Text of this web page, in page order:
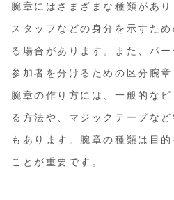
腕章にはさまざまな種類があ
スタッフなどの身分を示すた
る場合があります。また、パ
参加者を分けるための区分腕
腕章の作り方には、一般的な
る方法や、マジックテープな
もあります。腕章の種類は目
ことが重要です。